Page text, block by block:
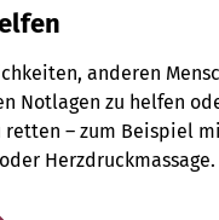
anderen
Notlagen zu helfen
retten – zum Beispiel
Herzdruckmassage.